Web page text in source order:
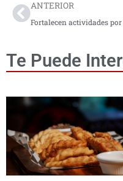
ANTERIOR
Te Puede